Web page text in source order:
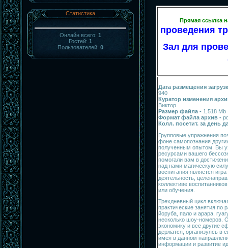
Статистика
Онлайн всего: 1
Гостей: 1
Пользователей: 0
Прямая ссылка
проведения
Зал для
Дата размещения
940
Куратор изменения
Виктор
Размер файла - 1,518 Mb
Формат файла архив -
Колл. посетит. за день
Групповые упражнения
фоне самопознания
полученным опытом. Вы
ресурсами вашего
помогали вам в
над нами магическую
воспитания является
деятельность,
коллективе
или обучения.
Трехдневный цикл
практические занятия по
йоруба, пало и арара,
несколько шоу-номеров.
экономику и все другие
держатся, организуясь в
имея в данном
информации и развитие